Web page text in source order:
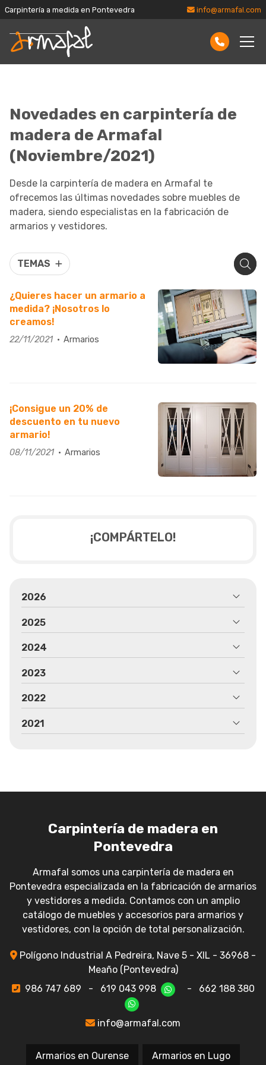
Carpintería a medida en Pontevedra info@armafal.com
Novedades en carpintería de
madera de Armafal
(Noviembre/2021)
Desde la carpintería de madera en Armafal te
ofrecemos las últimas novedades sobre muebles de
madera, siendo especialistas en la fabricación de
armarios y vestidores.
TEMAS
¿Quieres hacer un armario a
medida? ¡Nosotros lo
creamos!
22/11/2021 Armarios
¡Consigue un 20% de
descuento en tu nuevo
armario!
08/11/2021 Armarios
¡COMPÁRTELO!
2026
2025
2024
2023
2022
2021
Carpintería de madera en
Pontevedra
Armafal somos una carpintería de madera en
Pontevedra especializada en la fabricación de armarios
y vestidores a medida. Contamos con un amplio
catálogo de muebles y accesorios para armarios y
vestidores, con la opción de total personalización.
Polígono Industrial A Pedreira, Nave 5 - XIL - 36968 -
Meaño (Pontevedra)
986 747 689
- 619 043 998 - 662 188 380
info@armafal.com
Armarios en Ourense Armarios en Lugo